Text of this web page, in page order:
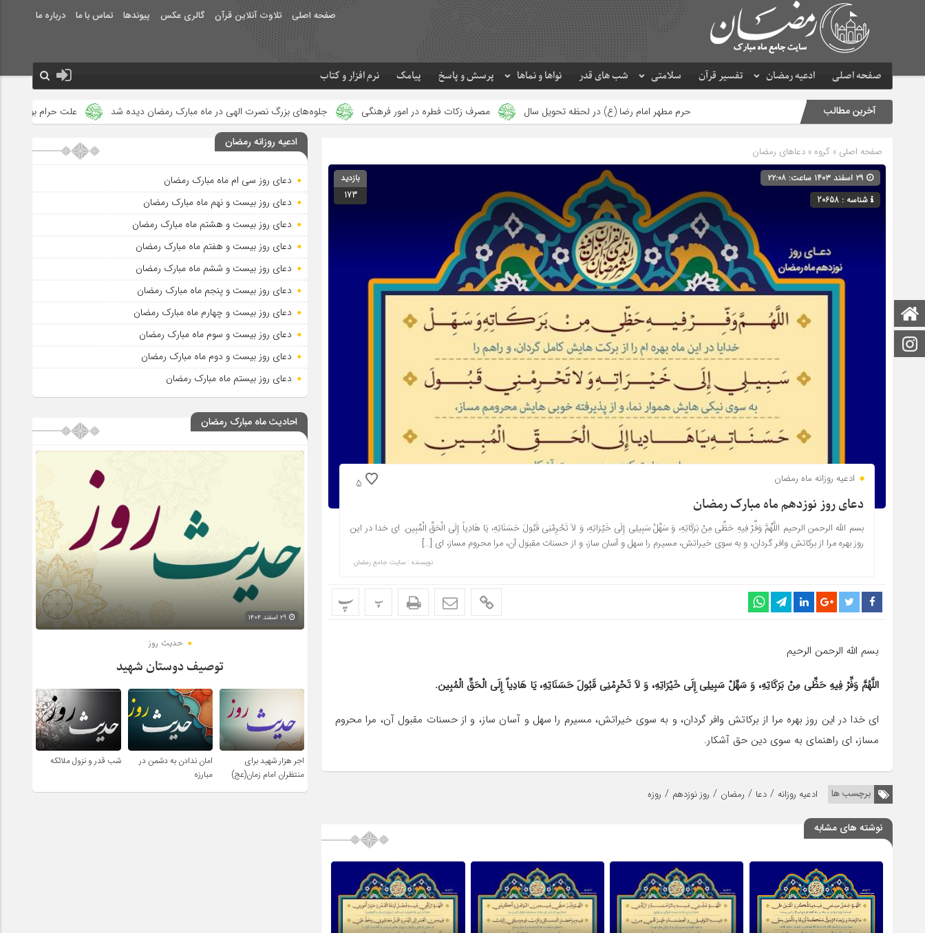
صفحه اصلی تلاوت آنلاین قرآن گالری عکس پیوندها تماس با ما درباره ما
صفحه اصلی ادعیه رمضان تفسیر قرآن سلامتی شب های قدر نواها و نماها پرسش و پاسخ پیامک نرم افزار و کتاب
آخرین مطالب حرم مطهر امام رضا (ع) در لحظه تحویل سال مصرف زکات فطره در امور فرهنگی جلوه‌های بزرگ نصرت الهی در ماه مبارک رمضان دیده شد علت حرام بودن روزه ی عید
صفحه اصلی » گروه » دعاهای رمضان
شناسه : 20658
بازدید
173
5 ادعیه روزانه ماه رمضان
دعای روز نوزدهم ماه مبارک رمضان
بسم الله الرحمن الرحیم اللَّهُمَّ وَفِّرْ فِیهِ حَظِّی مِنْ بَرَکَاتِهِ، وَ سَهِّلْ سَبِیلِی إِلَی خَیْرَاتِهِ، وَ لاَ تَحْرِمْنِی قَبُولَ حَسَنَاتِهِ، یَا هَادِیاً إِلَی الْحَقِّ الْمُبِین. ای خدا در این
روز بهره مرا از برکاتش وافر گردان، و به سوی خیراتش، مسیرم را سهل و آسان ساز، و از حسنات مقبول آن، مرا محروم مساز، ای […]
نویسنده : سایت جامع رمضان
پ پ
بسم الله الرحمن الرحیم
اللَّهُمَّ وَفِّرْ فِیهِ حَظِّی مِنْ بَرَکَاتِهِ، وَ سَهِّلْ سَبِیلِی إِلَی خَیْرَاتِهِ، وَ لاَ تَحْرِمْنِی قَبُولَ حَسَنَاتِهِ، یَا هَادِیاً إِلَی الْحَقِّ الْمُبِین.
ای خدا در این روز بهره مرا از برکاتش وافر گردان، و به سوی خیراتش، مسیرم را سهل و آسان ساز، و از حسنات مقبول آن، مرا محروم
مساز، ای راهنمای به سوی دین حق آشکار.
برچسب ها ادعیه روزانه / دعا / رمضان / روز نوزدهم / روزه
نوشته های مشابه
ادعیه روزانه رمضان
دعای روز سی ام ماه مبارک رمضان
دعای روز بیست و نهم ماه مبارک رمضان
دعای روز بیست و هشتم ماه مبارک رمضان
دعای روز بیست و هفتم ماه مبارک رمضان
دعای روز بیست و ششم ماه مبارک رمضان
دعای روز بیست و پنجم ماه مبارک رمضان
دعای روز بیست و چهارم ماه مبارک رمضان
دعای روز بیست و سوم ماه مبارک رمضان
دعای روز بیست و دوم ماه مبارک رمضان
دعای روز بیستم ماه مبارک رمضان
احادیث ماه مبارک رمضان
حدیث روز
توصیف دوستان شهید
اجر هزار شهید برای
منتظران امام زمان(عج)
امان ندادن به دشمن در
مبارزه
شب قدر و نزول ملائکه